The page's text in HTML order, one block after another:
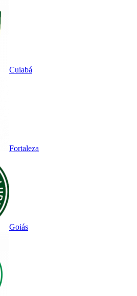
Cuiabá
Fortaleza
Goiás